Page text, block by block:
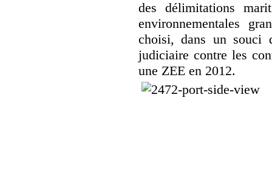
des délimitations
environnementales
choisi, dans un souci
judiciaire contre les
une ZEE en 2012.